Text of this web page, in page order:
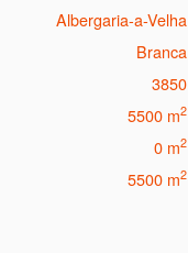
Albergaria-a-Velha
Branca
3850
5500 m2
0 m2
5500 m2